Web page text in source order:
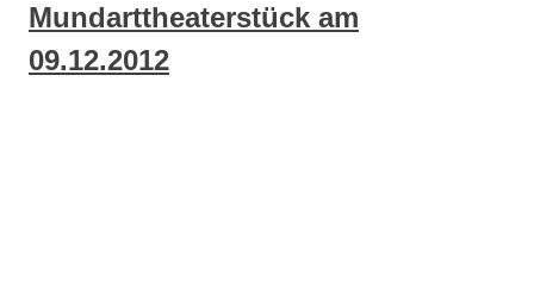
Mundarttheaterstück am
09.12.2012